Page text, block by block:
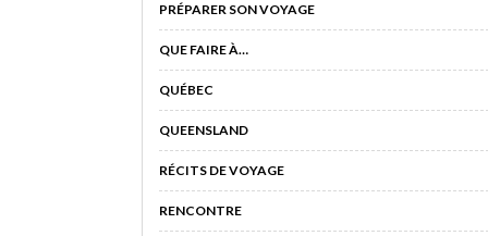
PRÉPARER SON VOYAGE
QUE FAIRE À…
QUÉBEC
QUEENSLAND
RÉCITS DE VOYAGE
RENCONTRE